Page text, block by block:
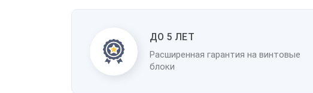
ДО 5 ЛЕТ
Расширенная гарантия на винтовые
блоки